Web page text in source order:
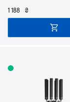
1 188 ₴